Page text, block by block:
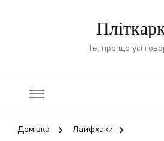
Те, про що усі
Домівка
Лайфхаки